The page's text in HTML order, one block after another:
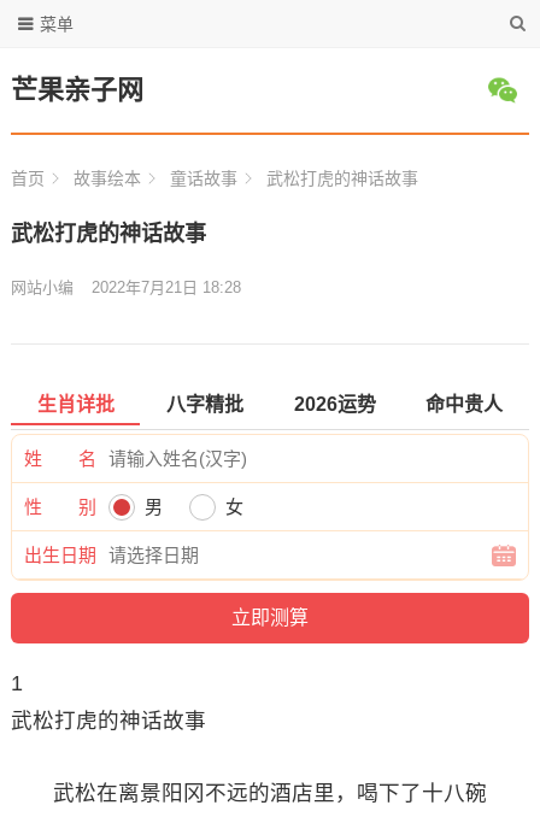
芒果亲子网
菜单
首页 故事绘本 童话故事 武松打虎的神话故事
武松打虎的神话故事
网站小编 2022年7月21日 18:28
生肖详批 八字精批 2026运势 命中贵人
姓 名
性 别 男 女
出生日期
1
武松打虎的神话故事
武松在离景阳冈不远的酒店里，喝下了十八碗